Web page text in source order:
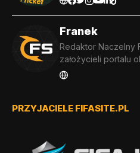
Franek
Redaktor Naczelny
założycieli portalu
PRZYJACIELE FIFASITE.PL